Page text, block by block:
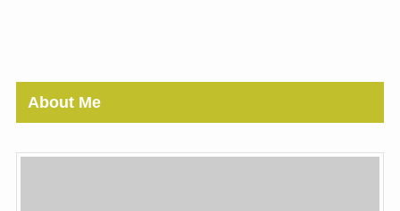
About Me